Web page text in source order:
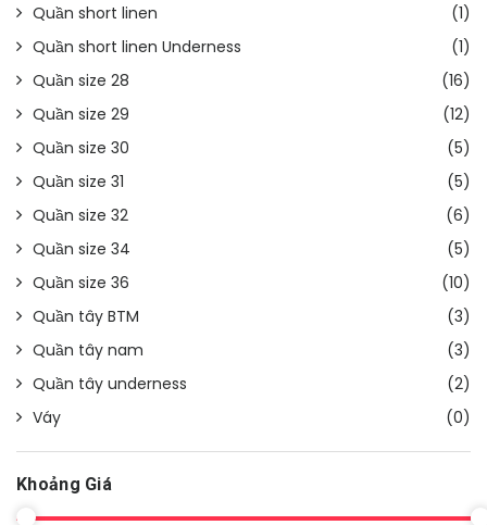
Quần short linen
(1)
Quần short linen Underness
(1)
Quần size 28
(16)
Quần size 29
(12)
Quần size 30
(5)
Quần size 31
(5)
Quần size 32
(6)
Quần size 34
(5)
Quần size 36
(10)
Quần tây BTM
(3)
Quần tây nam
(3)
Quần tây underness
(2)
Váy
(0)
Khoảng Giá